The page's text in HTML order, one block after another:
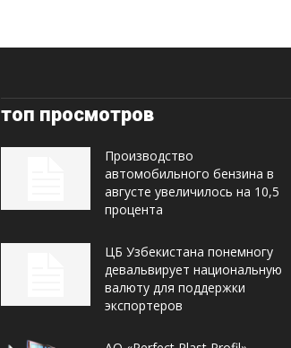
топ просмотров
Производство
автомобильного бензина в
августе увеличилось на 10,5
процента
ЦБ Узбекистана понемногу
девальвирует национальную
валюту для поддержки
экспортеров